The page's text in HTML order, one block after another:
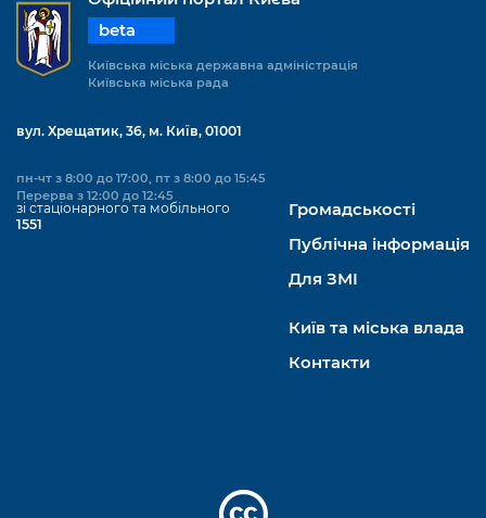
beta
Київська міська державна адміністрація
Київська міська рада
вул. Хрещатик, 36, м. Київ, 01001
пн-чт з 8:00 до 17:00, пт з 8:00 до 15:45
Перерва з 12:00 до 12:45
зі стаціонарного та мобільного
1551
Громадськості
Публічна інформація
Для ЗМІ
Київ та міська влада
Контакти